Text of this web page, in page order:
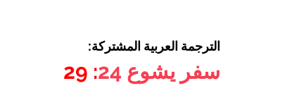
الترجمة العربية المشتركة:
سفر يشوع 24
: 29